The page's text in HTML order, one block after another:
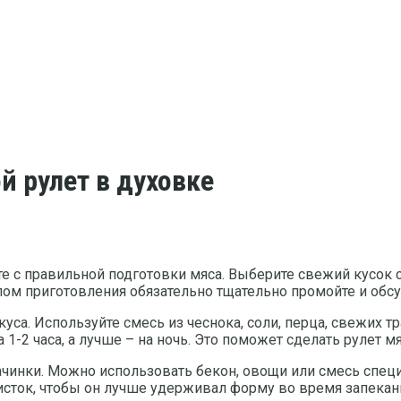
рулет в духовке
с правильной подготовки мяса. Выберите свежий
приготовления обязательно тщательно промойте и
Используйте смесь из чеснока, соли, перца, свежих
2 часа, а лучше – на ночь. Это поможет сделать рулет
Можно использовать бекон, овощи или смесь
чтобы он лучше удерживал форму во время